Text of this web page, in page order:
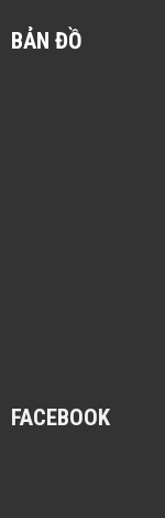
BẢN ĐỒ
FACEBOOK